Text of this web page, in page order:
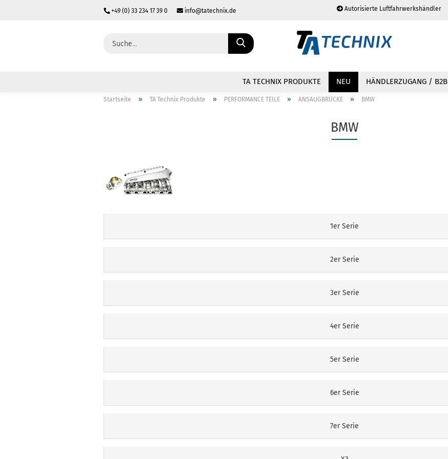
+49 (0) 33 234 17 39 0 info@tatechnix.de Autorisierte Luftfahrwerkshändler
Sprache auswählen
TA TECHNIX PRODUKTE NEU HÄNDLERZUGANG / B2B
Startseite » TA Technix Produkte » PERFORMANCE TEILE » ANSAUGBRÜCKE » BMW
BMW
1er Serie
2er Serie
3er Serie
4er Serie
5er Serie
6er Serie
7er Serie